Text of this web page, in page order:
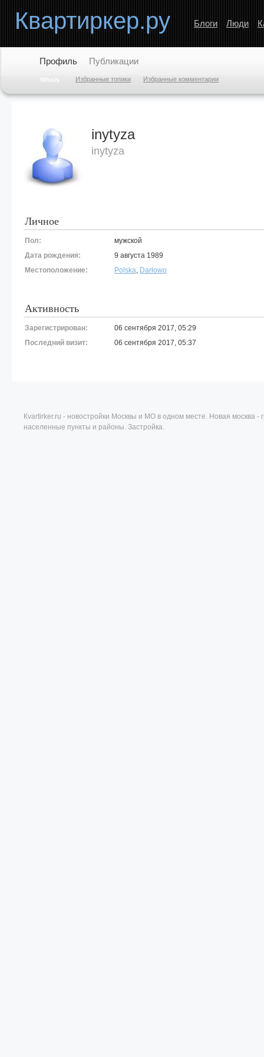
Квартиркер.ру Блоги Люди
Профиль
Whois Избранные топики Избранные комментарии
Публикации
inytyza
inytyza
Личное
Пол:
мужской
Дата рождения:
9 августа 1989
Местоположение:
Polska, Darłowo
Активность
Зарегистрирован:
06 сентября 2017, 05:29
Последний визит:
06 сентября 2017, 05:37
Кvartirker.ru - новостройки Москвы и МО в одном месте. Новая москва
населенные пункты и районы. Застройка.